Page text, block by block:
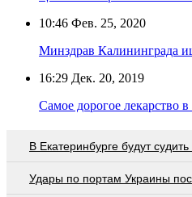
10:46 Фев. 25, 2020
Минздрав Калининграда
16:29 Дек. 20, 2019
Самое дорогое лекарство
В Екатеринбурге будут
Удары по портам Украины